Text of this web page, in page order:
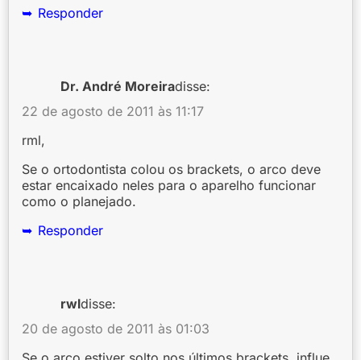
Responder
Dr. André Moreiradisse:
22 de agosto de 2011 às 11:17
rml,
Se o ortodontista colou os brackets, o arco deve
estar encaixado neles para o aparelho funcionar
como o planejado.
Responder
rwldisse:
20 de agosto de 2011 às 01:03